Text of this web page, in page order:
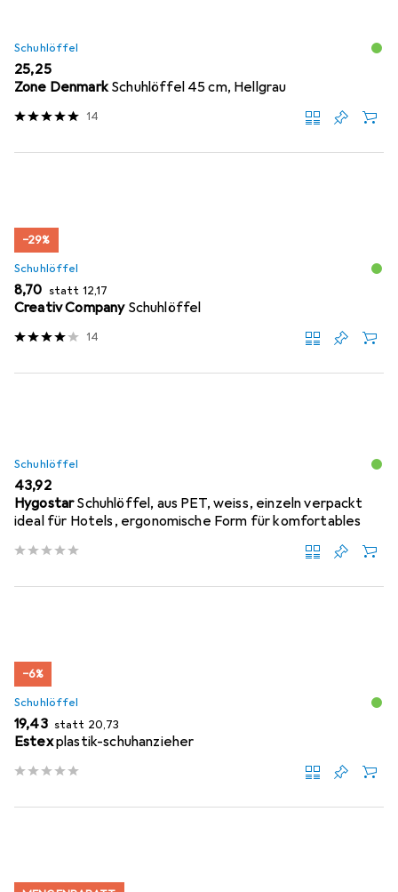
Schuhlöffel
EUR
25,25
Zone Denmark Schuhlöffel 45 cm, Hellgrau
14
−29%
Schuhlöffel
EUR
8,70 statt EUR
12,17
Creativ Company Schuhlöffel
14
Schuhlöffel
EUR
43,92
HygostarSchuhlöffel, aus PET, weiss, einzeln verpackt
ideal für Hotels, ergonomische Form für komfortables
−6%
Schuhlöffel
EUR
19,43 statt EUR
20,73
Estexplastik-schuhanzieher